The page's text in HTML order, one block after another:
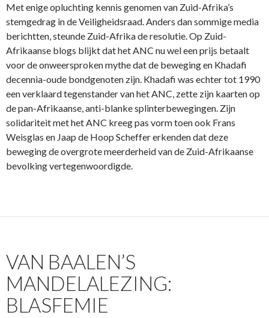
Met enige opluchting kennis genomen van Zuid-Afrika’s
stemgedrag in de Veiligheidsraad. Anders dan sommige media
berichtten, steunde Zuid-Afrika de resolutie. Op Zuid-
Afrikaanse blogs blijkt dat het ANC nu wel een prijs betaalt
voor de onweersproken mythe dat de beweging en Khadafi
decennia-oude bondgenoten zijn. Khadafi was echter tot 1990
een verklaard tegenstander van het ANC, zette zijn kaarten op
de pan-Afrikaanse, anti-blanke splinterbewegingen. Zijn
solidariteit met het ANC kreeg pas vorm toen ook Frans
Weisglas en Jaap de Hoop Scheffer erkenden dat deze
beweging de overgrote meerderheid van de Zuid-Afrikaanse
bevolking vertegenwoordigde.
VAN BAALEN’S
MANDELALEZING:
BLASFEMIE